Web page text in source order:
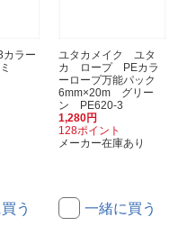
ラー
う
ユタカメイク ユタ
カ ロープ PEカラ
ーロープ万能パック
6mm×20m グリー
ン PE620-3
1,280円
128ポイント
メーカー在庫あり
一緒に買う